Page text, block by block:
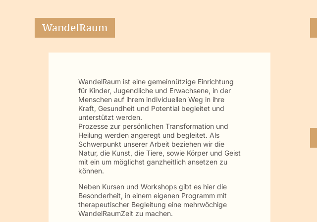
WandelRaum
WandelRaum ist eine gemeinnützige Einrichtung
für Kinder, Jugendliche und Erwachsene, in der
Menschen auf ihrem individuellen Weg in ihre
Kraft, Gesundheit und Potential begleitet und
unterstützt werden.
Prozesse zur persönlichen Transformation und
Heilung werden angeregt und begleitet. Als
Schwerpunkt unserer Arbeit beziehen wir die
Natur, die Kunst, die Tiere, sowie Körper und Geist
mit ein um möglichst ganzheitlich ansetzen zu
können.
Neben Kursen und Workshops gibt es hier die
Besonderheit, in einem eigenen Programm mit
therapeutischer Begleitung eine mehrwöchige
WandelRaumZeit zu machen.